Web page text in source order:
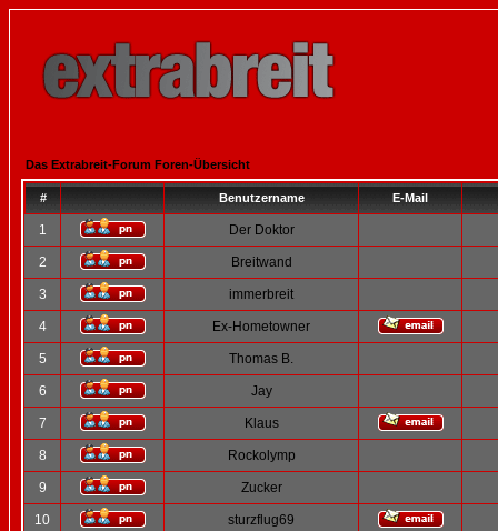
Das Extrabreit-Forum Foren-Übersicht
# Benutzername E-Mail
1 Der Doktor
2 Breitwand
3 immerbreit
4 Ex-Hometowner
5 Thomas B.
6 Jay
7 Klaus
8 Rockolymp
9 Zucker
10 sturzflug69